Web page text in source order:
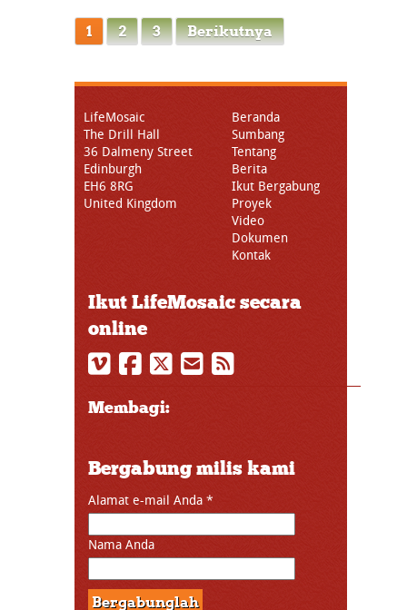
1 2 3 Berikutnya
LifeMosaic
The Drill Hall
36 Dalmeny Street
Edinburgh
EH6 8RG
United Kingdom
Beranda
Sumbang
Tentang
Berita
Ikut Bergabung
Proyek
Video
Dokumen
Kontak
Ikut LifeMosaic secara
online
Membagi:
Bergabung milis kami
Alamat e-mail Anda *
Nama Anda